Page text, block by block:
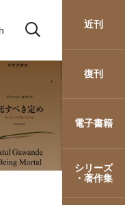
近刊
復刊
電子書籍
シリーズ
・著作集